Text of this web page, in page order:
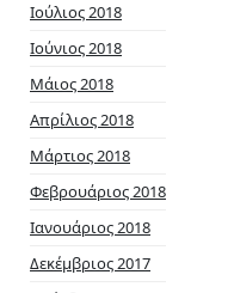
Ιούλιος 2018
Ιούνιος 2018
Μάιος 2018
Απρίλιος 2018
Μάρτιος 2018
Φεβρουάριος 2018
Ιανουάριος 2018
Δεκέμβριος 2017